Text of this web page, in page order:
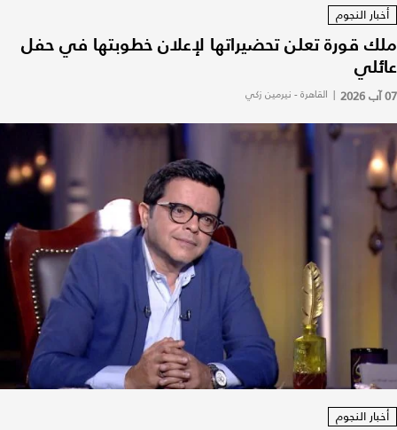
أخبار النجوم
ملك قورة تعلن تحضيراتها لإعلان خطوبتها في حفل
عائلي
07 آب 2026 | القاهرة - نيرمين زكي
أخبار النجوم